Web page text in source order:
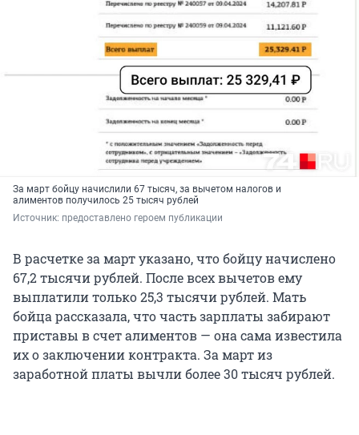
За март бойцу начислили 67 тысяч, за вычетом налогов и
алиментов получилось 25 тысяч рублей
Источник: предоставлено героем публикации
В расчетке за март указано, что бойцу начислено
67,2 тысячи рублей. После всех вычетов ему
выплатили только 25,3 тысячи рублей. Мать
бойца рассказала, что часть зарплаты забирают
приставы в счет алиментов — она сама известила
их о заключении контракта. За март из
заработной платы вычли более 30 тысяч рублей.